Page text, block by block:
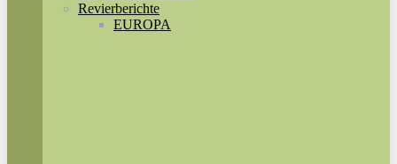
Revierberichte
EUROPA